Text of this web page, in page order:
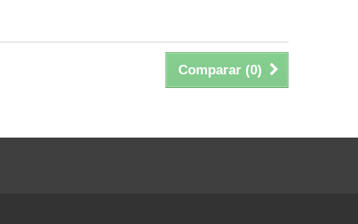
Comparar (0)